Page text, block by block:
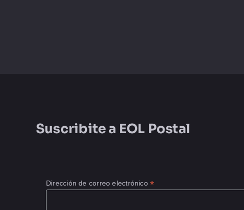
Suscribite a EOL Postal
Dirección de correo electrónico*